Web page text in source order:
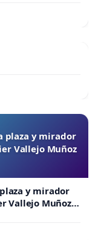
plaza y mirador
Vallejo Muñoz
y mirador
Vallejo Muñoz